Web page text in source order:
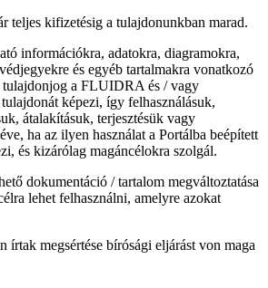
kifizetésig a tulajdonunkban marad.
információkra, adatokra, diagramokra,
és egyéb tartalmakra vonatkozó
tulajdonjog a FLUIDRA és / vagy
képezi, így felhasználásuk,
átalakításuk, terjesztésük vagy
ha az ilyen használat a Portálba beépített
és kizárólag magáncélokra szolgál.
dokumentáció / tartalom megváltoztatása
lehet felhasználni, amelyre azokat
megsértése bírósági eljárást von maga